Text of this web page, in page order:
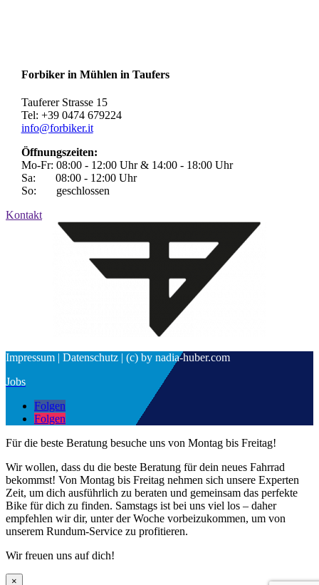
Forbiker in Mühlen in Taufers
Tauferer Strasse 15
Tel: +39 0474 679224
info@forbiker.it
Öffnungszeiten:
Mo-Fr: 08:00 - 12:00 Uhr & 14:00 - 18:00 Uhr
Sa: 08:00 - 12:00 Uhr
So: geschlossen
Kontakt
Impressum | Datenschutz | (c) by nadia-huber.com
Jobs
Folgen
Folgen
Für die beste Beratung besuche uns von Montag bis Freitag!
Wir wollen, dass du die beste Beratung für dein neues Fahrrad
bekommst! Von Montag bis Freitag nehmen sich unsere Experten
Zeit, um dich ausführlich zu beraten und gemeinsam das perfekte
Bike für dich zu finden. Samstags ist bei uns viel los – daher
empfehlen wir dir, unter der Woche vorbeizukommen, um von
unserem Rundum-Service zu profitieren.
Wir freuen uns auf dich!
×